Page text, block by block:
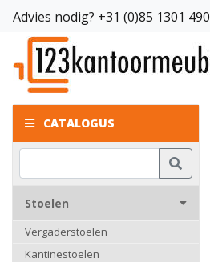
Advies nodig? +31 (0)85 1301 490
CATALOGUS
Stoelen
Vergaderstoelen
Kantinestoelen